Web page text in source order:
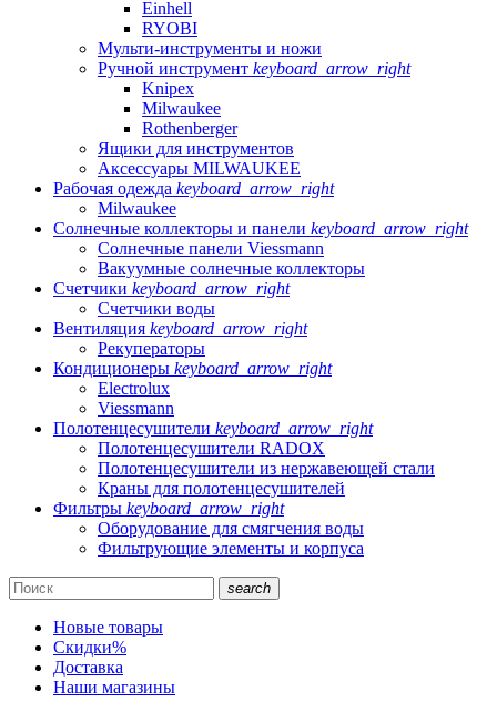
Einhell
RYOBI
Мульти-инструменты и ножи
Ручной инструмент keyboard_arrow_right
Knipex
Milwaukee
Rothenberger
Ящики для инструментов
Аксессуары MILWAUKEE
Рабочая одежда keyboard_arrow_right
Milwaukee
Солнечные коллекторы и панели keyboard_arrow_right
Солнечные панели Viessmann
Вакуумные солнечные коллекторы
Счетчики keyboard_arrow_right
Счетчики воды
Вентиляция keyboard_arrow_right
Рекуператоры
Кондиционеры keyboard_arrow_right
Electrolux
Viessmann
Полотенцесушители keyboard_arrow_right
Полотенцесушители RADOX
Полотенцесушители из нержавеющей стали
Краны для полотенцесушителей
Фильтры keyboard_arrow_right
Оборудование для смягчения воды
Фильтрующие элементы и корпуса
search
Новые товары
Скидки%
Доставка
Наши магазины